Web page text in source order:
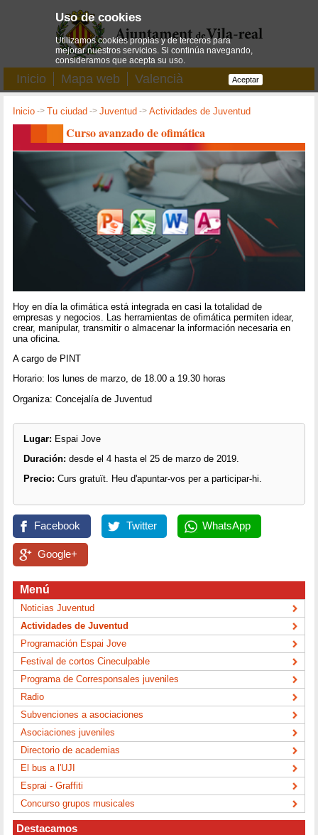
Inicio Mapa web Valencià
Inicio ->Tu ciudad ->Juventud ->Actividades de Juventud
Curso avanzado de ofimática
Hoy en día la ofimática está integrada en casi la totalidad de
empresas y negocios. Las herramientas de ofimática permiten idear,
crear, manipular, transmitir o almacenar la información necesaria en
una oficina.
A cargo de PINT
Horario: los lunes de marzo, de 18.00 a 19.30 horas
Organiza: Concejalía de Juventud
Lugar: Espai Jove
Duración: desde el 4 hasta el 25 de marzo de 2019.
Precio: Curs gratuït. Heu d'apuntar-vos per a participar-hi.
Facebook Twitter WhatsApp
Google+
Menú
Noticias Juventud
Actividades de Juventud
Programación Espai Jove
Festival de cortos Cineculpable
Programa de Corresponsales juveniles
Radio
Subvenciones a asociaciones
Asociaciones juveniles
Directorio de academias
El bus a l'UJI
Esprai - Graffiti
Concurso grupos musicales
Destacamos
Uso de cookies
Utilizamos cookies propias y de terceros para
mejorar nuestros servicios. Si continúa navegando,
consideramos que acepta su uso.
Aceptar